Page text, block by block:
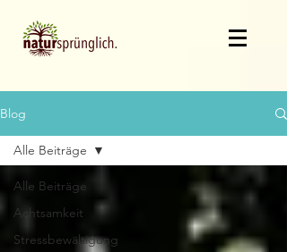
Blog
Alle Beiträge
Achtsamkeit
Stressbewältigung
Alle Beiträge